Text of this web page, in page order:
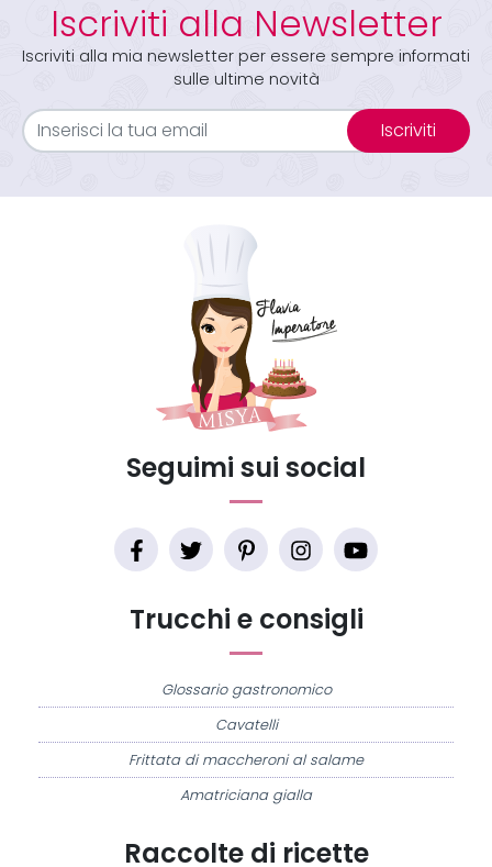
Iscriviti alla Newsletter
Iscriviti alla mia newsletter per essere sempre informati
sulle ultime novità
Iscriviti
Raccolte di ricette
Trucchi e consigli
Glossario gastronomico
Cavatelli
Frittata di maccheroni al salame
Amatriciana gialla
Seguimi sui social